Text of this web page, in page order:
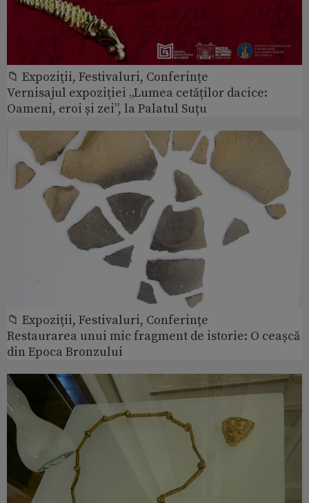
📁 Expoziţii, Festivaluri, Conferințe
Vernisajul expoziției „Lumea cetăților dacice:
Oameni, eroi și zei”, la Palatul Suțu
📁 Expoziţii, Festivaluri, Conferințe
Restaurarea unui mic fragment de istorie: O ceașcă
din Epoca Bronzului